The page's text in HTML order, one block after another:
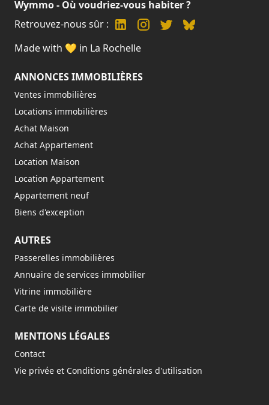
Wymmo - Où voudriez-vous habiter ?
Retrouvez-nous sûr :
Made with 💛 in La Rochelle
ANNONCES IMMOBILIÈRES
Ventes immobilières
Locations immobilières
Achat Maison
Achat Appartement
Location Maison
Location Appartement
Appartement neuf
Biens d'exception
AUTRES
Passerelles immobilières
Annuaire de services immobilier
Vitrine immobilière
Carte de visite immobilier
MENTIONS LÉGALES
Contact
Vie privée et Conditions générales d'utilisation